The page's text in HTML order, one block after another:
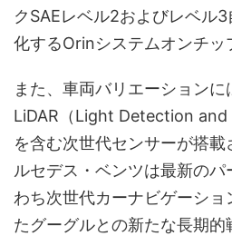
クSAEレベル2およびレベル
化するOrinシステムオンチッ
また、車両バリエーション
LiDAR（Light Detection and
を含む次世代センサーが搭載
ルセデス・ベンツは最新の
わち次世代カーナビゲーシ
たグーグルとの新たな長期的